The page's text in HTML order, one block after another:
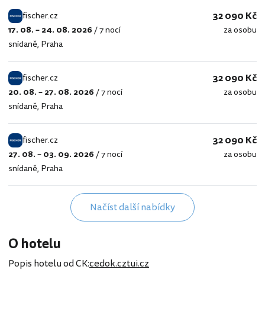
fischer.cz
fischer.cz
17. 08. – 24. 08. 2026/7 nocí
snídaně, Praha
32 090 Kč
za osobu
fischer.cz
fischer.cz
20. 08. – 27. 08. 2026/7 nocí
snídaně, Praha
32 090 Kč
za osobu
fischer.cz
fischer.cz
27. 08. – 03. 09. 2026/7 nocí
snídaně, Praha
32 090 Kč
za osobu
Načíst další nabídky
O hotelu
Popis hotelu od CK:cedok.cztui.cz